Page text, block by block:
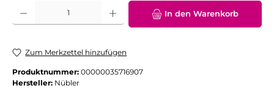
Produkt Anzahl: Gib den gewünschten Wert ein oder benutze die
In den Warenkorb
Zum Merkzettel hinzufügen
Produktnummer: 00000035716907
Hersteller: Nübler